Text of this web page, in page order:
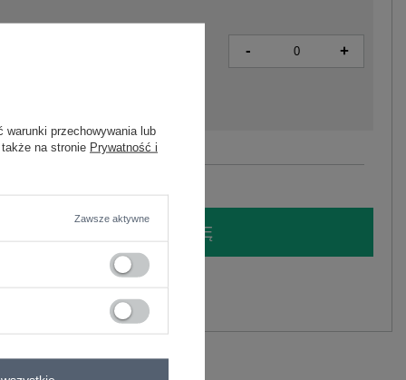
- +
SIĘ I ZOBACZ CENĘ
warunki przechowywania lub
na stronie Prywatność i
Zawsze aktywne